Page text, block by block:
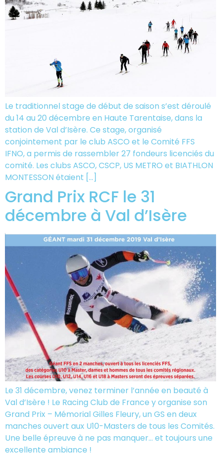
Le traditionnel stage de début de saison s’est déroulé
du 14 au 20 décembre en Haute Tarentaise, dans la
station de Val d’Isère. Ce stage, organisé
conjointement par le club ASCO et le Comité FFS
IFNO, a permis de rassembler 27 fondeurs licenciés du
comité. Les clubs ASCO, CSCP, US METRO et BIATHLON
MONTESSON étaient […]
Grand Prix RCF le 31
décembre à Val d’Isère
Le 31 décembre, venez terminer l’année en beauté à
Val d’Isère ! Le Racing Club de France y organise son
Grand Prix – Mémorial Gilles Fleury, un GS en deux
manches ouvert aux U10-Masters de tous les Comités.
Une belle épreuve à ne pas manquer… et toujours une
excellente ambiance !